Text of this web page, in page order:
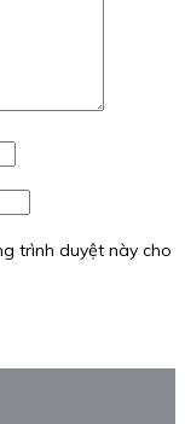
trình duyệt này cho